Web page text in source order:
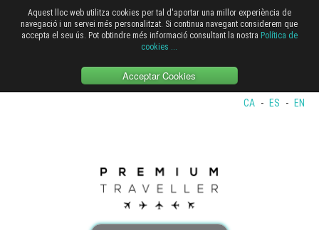
Aquest lloc web utilitza cookies per tal d'aportar una millor experiència de
navegació i un servei més personalitzat. Si continua navegant considerem que
accepta el seu ús. Pot obtindre més informació consultant la nostra Política de
cookies ...
Acceptar Cookies
CA - ES - EN